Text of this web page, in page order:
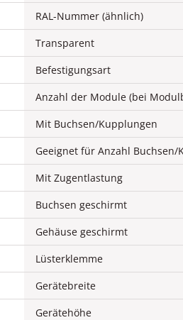
RAL-Nummer (ähnlich)
Transparent
Befestigungsart
Anzahl der Module (bei
Mit Buchsen/Kupplungen
Geeignet für Anzahl Buchsen/
Mit Zugentlastung
Buchsen geschirmt
Gehäuse geschirmt
Lüsterklemme
Gerätebreite
Gerätehöhe